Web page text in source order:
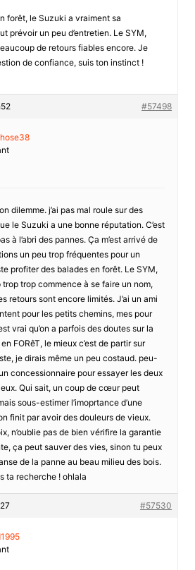
forêt, le Suzuki a vraiment sa
prévoir un peu d’entretien. Le SYM,
de retours fiables encore. Je
de confiance, suis ton instinct !
#57498
dilemme. j’ai pas mal roule sur des
le Suzuki a une bonne réputation. C’est
à l’abri des pannes. Ça m’est arrivé de
un peu trop fréquentes pour un
profiter des balades en forêt. Le SYM,
trop trop commence à se faire un nom,
retours sont encore limités. J’ai un ami
pour les petits chemins, mes pour
vrai qu’on a parfois des doutes sur la
FORêT, le mieux c’est de partir sur
je dirais même un peu costaud. peu-
concessionnaire pour essayer les deux
Qui sait, un coup de cœur peut
sous-estimer l’imoprtance d’une
finit par avoir des douleurs de vieux.
n’oublie pas de bien vérifire la garantie
ça peut sauver des vies, sinon tu peux
de la panne au beau milieu des bois.
ta recherche ! ohlala
#57530